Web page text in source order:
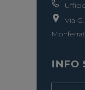
Via
INFO